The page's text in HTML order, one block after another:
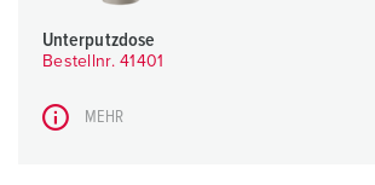
Unterputzdose
Bestellnr. 41401
MEHR